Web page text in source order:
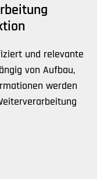
und relevante
von Aufbau,
werden